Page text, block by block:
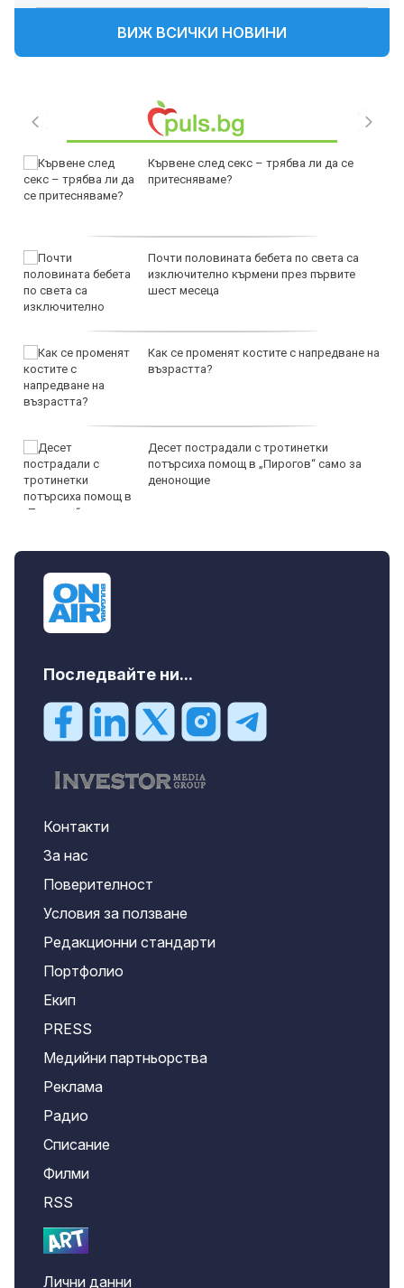
ВИЖ ВСИЧКИ НОВИНИ
Кървене след секс – трябва ли да се
притесняваме?
Почти половината бебета по света са
изключително кърмени през първите
шест месеца
Как се променят костите с напредване на
възрастта?
Десет пострадали с тротинетки
потърсиха помощ в „Пирогов“ само за
денонощие
Последвайте ни...
Контакти
За нас
Поверителност
Условия за ползване
Редакционни стандарти
Портфолио
Екип
PRESS
Медийни партньорства
Реклама
Радио
Списание
Филми
RSS
Лични данни